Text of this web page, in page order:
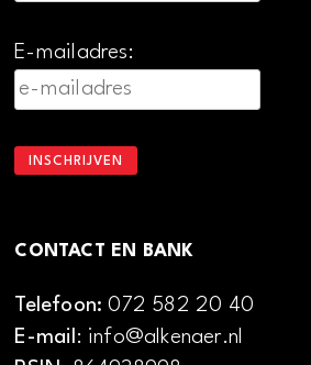
E-mailadres:
CONTACT EN BANK
Telefoon:072 582 20 40
E-mail: info@alkenaer.nl